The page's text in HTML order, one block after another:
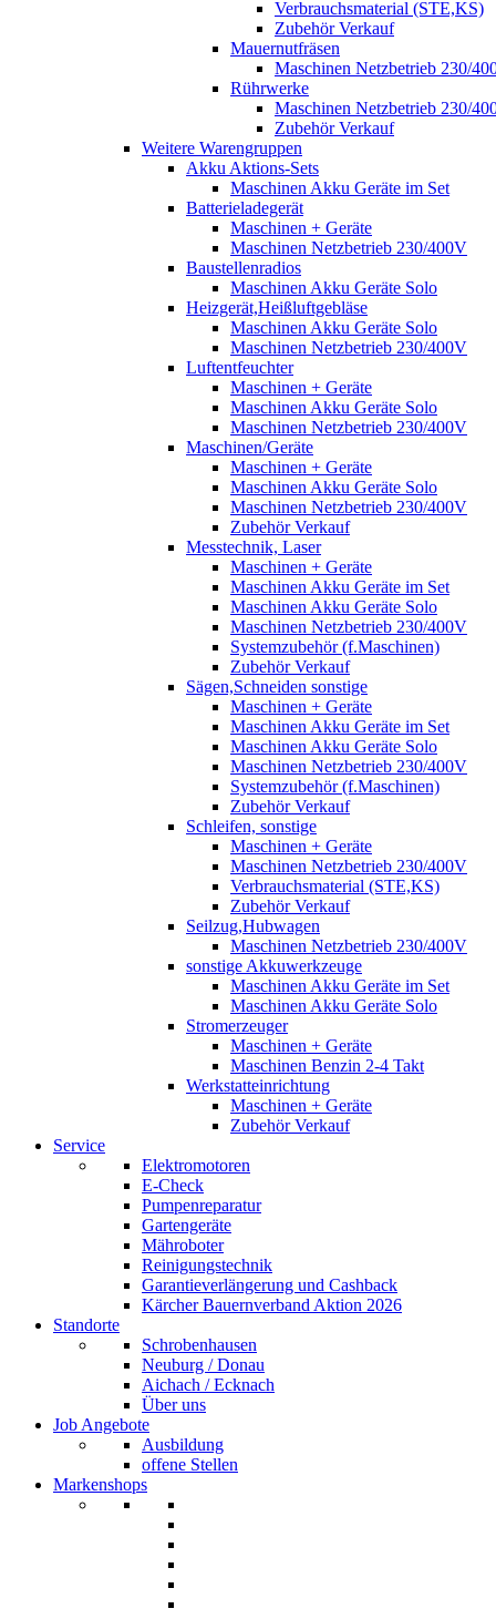
Verbrauchsmaterial (STE,KS)
Zubehör Verkauf
Mauernutfräsen
Maschinen Netzbetrieb 230/
Rührwerke
Maschinen Netzbetrieb 230/
Zubehör Verkauf
Weitere Warengruppen
Akku Aktions-Sets
Maschinen Akku Geräte im Set
Batterieladegerät
Maschinen + Geräte
Maschinen Netzbetrieb 230/400V
Baustellenradios
Maschinen Akku Geräte Solo
Heizgerät,Heißluftgebläse
Maschinen Akku Geräte Solo
Maschinen Netzbetrieb 230/400V
Luftentfeuchter
Maschinen + Geräte
Maschinen Akku Geräte Solo
Maschinen Netzbetrieb 230/400V
Maschinen/Geräte
Maschinen + Geräte
Maschinen Akku Geräte Solo
Maschinen Netzbetrieb 230/400V
Zubehör Verkauf
Messtechnik, Laser
Maschinen + Geräte
Maschinen Akku Geräte im Set
Maschinen Akku Geräte Solo
Maschinen Netzbetrieb 230/400V
Systemzubehör (f.Maschinen)
Zubehör Verkauf
Sägen,Schneiden sonstige
Maschinen + Geräte
Maschinen Akku Geräte im Set
Maschinen Akku Geräte Solo
Maschinen Netzbetrieb 230/400V
Systemzubehör (f.Maschinen)
Zubehör Verkauf
Schleifen, sonstige
Maschinen + Geräte
Maschinen Netzbetrieb 230/400V
Verbrauchsmaterial (STE,KS)
Zubehör Verkauf
Seilzug,Hubwagen
Maschinen Netzbetrieb 230/400V
sonstige Akkuwerkzeuge
Maschinen Akku Geräte im Set
Maschinen Akku Geräte Solo
Stromerzeuger
Maschinen + Geräte
Maschinen Benzin 2-4 Takt
Werkstatteinrichtung
Maschinen + Geräte
Zubehör Verkauf
Service
Elektromotoren
E-Check
Pumpenreparatur
Gartengeräte
Mähroboter
Reinigungstechnik
Garantieverlängerung und Cashback
Kärcher Bauernverband Aktion 2026
Standorte
Schrobenhausen
Neuburg / Donau
Aichach / Ecknach
Über uns
Job Angebote
Ausbildung
offene Stellen
Markenshops